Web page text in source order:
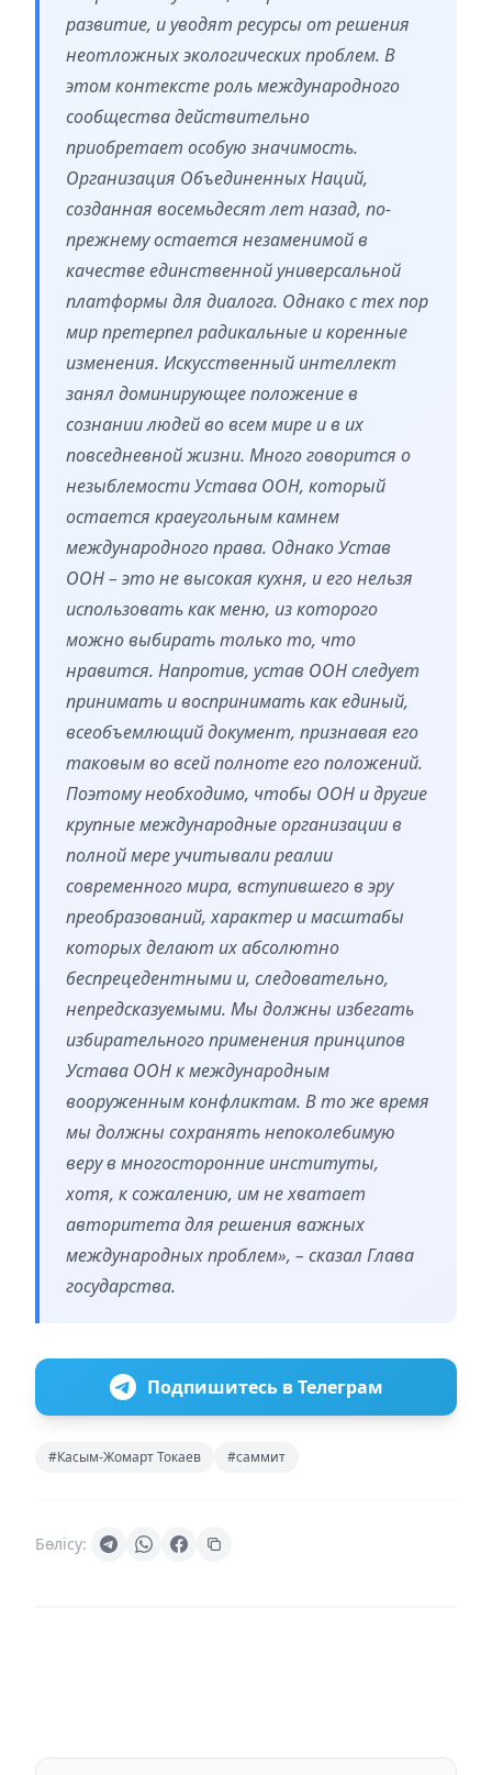
развитие, и уводят ресурсы от решения
неотложных экологических проблем. В
этом контексте роль международного
сообщества действительно
приобретает особую значимость.
Организация Объединенных Наций,
созданная восемьдесят лет назад, по-
прежнему остается незаменимой в
качестве единственной универсальной
платформы для диалога. Однако с тех пор
мир претерпел радикальные и коренные
изменения. Искусственный интеллект
занял доминирующее положение в
сознании людей во всем мире и в их
повседневной жизни. Много говорится о
незыблемости Устава ООН, который
остается краеугольным камнем
международного права. Однако Устав
ООН – это не высокая кухня, и его нельзя
использовать как меню, из которого
можно выбирать только то, что
нравится. Напротив, устав ООН следует
принимать и воспринимать как единый,
всеобъемлющий документ, признавая его
таковым во всей полноте его положений.
Поэтому необходимо, чтобы ООН и другие
крупные международные организации в
полной мере учитывали реалии
современного мира, вступившего в эру
преобразований, характер и масштабы
которых делают их абсолютно
беспрецедентными и, следовательно,
непредсказуемыми. Мы должны избегать
избирательного применения принципов
Устава ООН к международным
вооруженным конфликтам. В то же время
мы должны сохранять непоколебимую
веру в многосторонние институты,
хотя, к сожалению, им не хватает
авторитета для решения важных
международных проблем», – сказал Глава
государства.
Подпишитесь в Телеграм
#Касым-Жомарт Токаев #саммит
Бөлісу: